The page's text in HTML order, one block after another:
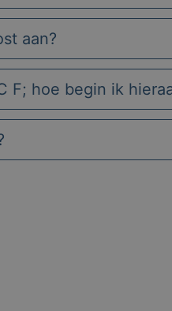
aan?
F; hoe begin ik